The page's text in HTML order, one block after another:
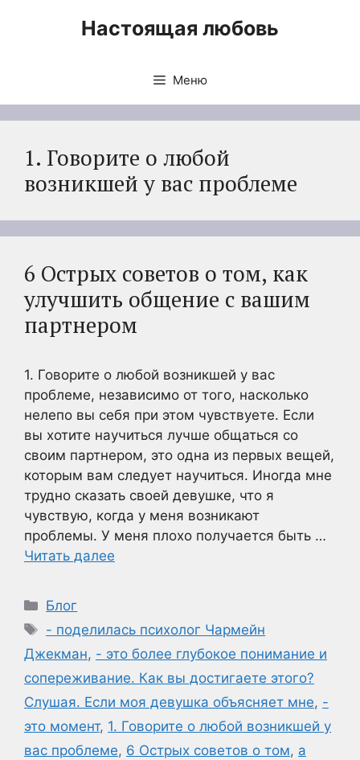
Настоящая любовь
Меню
1. Говорите о любой
возникшей у вас проблеме
6 Острых советов о том, как
улучшить общение с вашим
партнером
1. Говорите о любой возникшей у вас
проблеме, независимо от того, насколько
нелепо вы себя при этом чувствуете. Если
вы хотите научиться лучше общаться со
своим партнером, это одна из первых вещей,
которым вам следует научиться. Иногда мне
трудно сказать своей девушке, что я
чувствую, когда у меня возникают
проблемы. У меня плохо получается быть …
Читать далее
Рубрики
Блог
Метки
- поделилась психолог Чармейн
Джекман, - это более глубокое понимание и
сопереживание. Как вы достигаете этого?
Слушая. Если моя девушка объясняет мне, -
это момент, 1. Говорите о любой возникшей у
вас проблеме, 6 Острых советов о том, а